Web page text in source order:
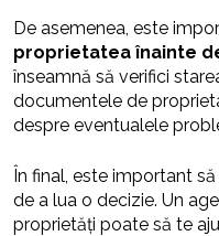
De asemenea, este
proprietatea înainte
înseamnă să verifici
documentele de
despre eventualele
În final, este important să
de a lua o decizie. Un
proprietăți poate să te